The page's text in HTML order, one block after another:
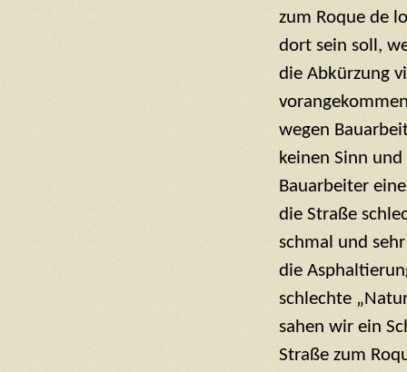
zum Roque de
dort sein soll,
die Abkürzung
wegen
keinen Sinn
Bauarbeiter
die Straße
schmal und
die
schlechte
sahen wir ein
Straße zum